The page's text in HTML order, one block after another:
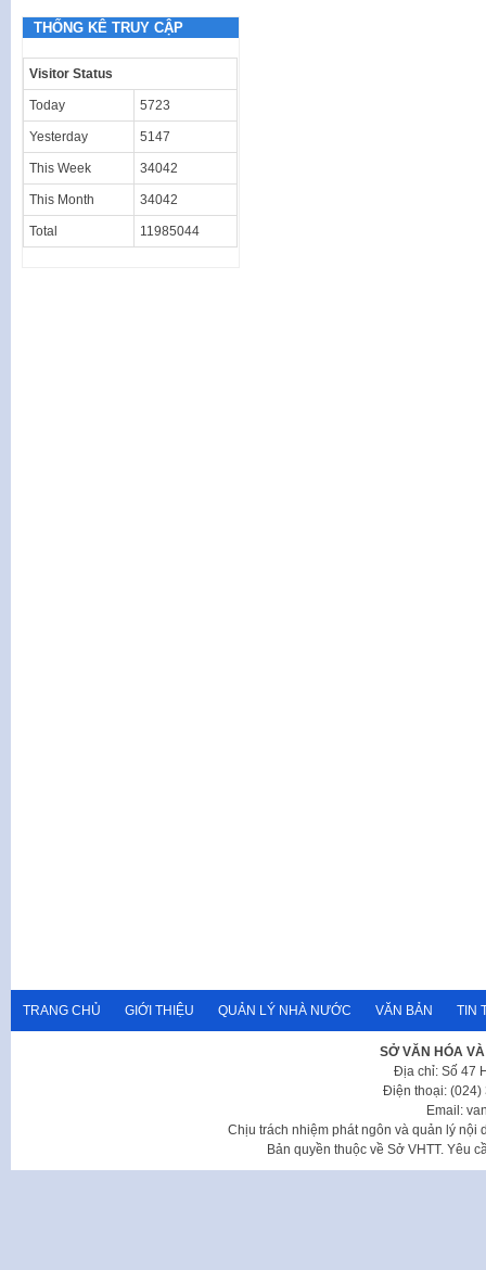
THỐNG KÊ TRUY CẬP
Visitor Status
Today 5723
Yesterday 5147
This Week 34042
This Month 34042
Total 11985044
TRANG CHỦ GIỚI THIỆU QUẢN LÝ NHÀ NƯỚC VĂN BẢN TIN
SỞ VĂN HÓA
Địa chỉ: Số 47
Điện thoại: (024)
Email:
Chịu trách nhiệm phát ngôn và quản lý nội
Bản quyền thuộc về Sở VHTT. Yêu